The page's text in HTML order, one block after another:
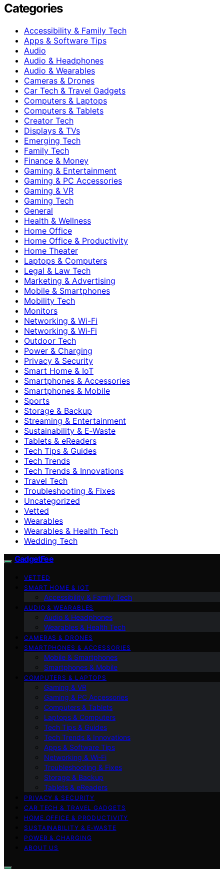
Categories
Accessibility & Family Tech
Apps & Software Tips
Audio
Audio & Headphones
Audio & Wearables
Cameras & Drones
Car Tech & Travel Gadgets
Computers & Laptops
Computers & Tablets
Creator Tech
Displays & TVs
Emerging Tech
Family Tech
Finance & Money
Gaming & Entertainment
Gaming & PC Accessories
Gaming & VR
Gaming Tech
General
Health & Wellness
Home Office
Home Office & Productivity
Home Theater
Laptops & Computers
Legal & Law Tech
Marketing & Advertising
Mobile & Smartphones
Mobility Tech
Monitors
Networking & Wi-Fi
Networking & Wi‑Fi
Outdoor Tech
Power & Charging
Privacy & Security
Smart Home & IoT
Smartphones & Accessories
Smartphones & Mobile
Sports
Storage & Backup
Streaming & Entertainment
Sustainability & E‑Waste
Tablets & eReaders
Tech Tips & Guides
Tech Trends
Tech Trends & Innovations
Travel Tech
Troubleshooting & Fixes
Uncategorized
Vetted
Wearables
Wearables & Health Tech
Wedding Tech
GadgetFee
VETTED
SMART HOME & IOT
Accessibility & Family Tech
AUDIO & WEARABLES
Audio & Headphones
Wearables & Health Tech
CAMERAS & DRONES
SMARTPHONES & ACCESSORIES
Mobile & Smartphones
Smartphones & Mobile
COMPUTERS & LAPTOPS
Gaming & VR
Gaming & PC Accessories
Computers & Tablets
Laptops & Computers
Tech Tips & Guides
Tech Trends & Innovations
Apps & Software Tips
Networking & Wi‑Fi
Troubleshooting & Fixes
Storage & Backup
Tablets & eReaders
PRIVACY & SECURITY
CAR TECH & TRAVEL GADGETS
HOME OFFICE & PRODUCTIVITY
SUSTAINABILITY & E‑WASTE
POWER & CHARGING
ABOUT US